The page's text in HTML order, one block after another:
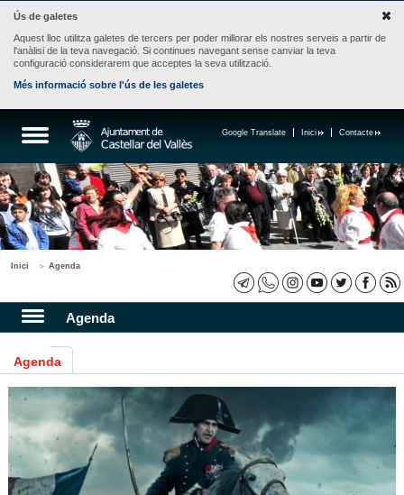
Ús de galetes
Aquest lloc utilitza galetes de tercers per poder millorar els nostres serveis a partir de
l'anàlisi de la teva navegació. Si continues navegant sense canviar la teva
configuració considerarem que acceptes la seva utilització.
Més informació sobre l'ús de les galetes
Contacte
Inici
Google Translate
Inici Agenda
Agenda
Agenda